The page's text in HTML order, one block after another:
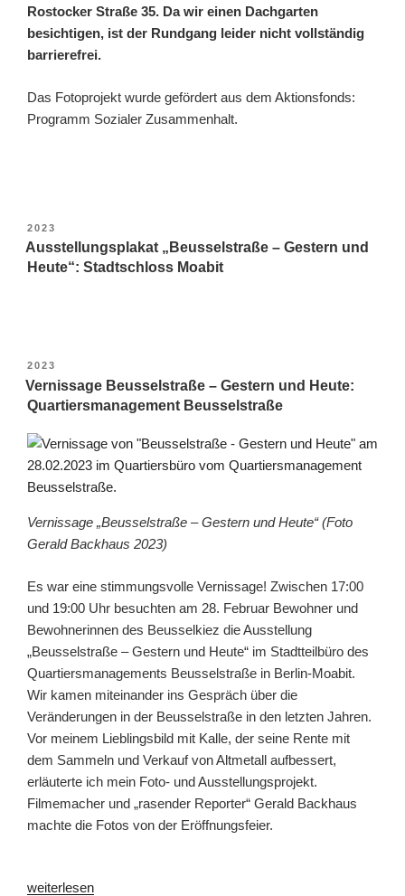
Rostocker Straße 35. Da wir einen Dachgarten
besichtigen, ist der Rundgang leider nicht vollständig
barrierefrei.
Das Fotoprojekt wurde gefördert aus dem Aktionsfonds:
Programm Sozialer Zusammenhalt.
VERÖFFENTLICHT
AM
2023
Ausstellungsplakat „Beusselstraße – Gestern und
Heute“: Stadtschloss Moabit
VERÖFFENTLICHT
AM
2023
Vernissage Beusselstraße – Gestern und Heute:
Quartiersmanagement Beusselstraße
Vernissage „Beusselstraße – Gestern und Heute“ (Foto
Gerald Backhaus 2023)
Es war eine stimmungsvolle Vernissage! Zwischen 17:00
und 19:00 Uhr besuchten am 28. Februar Bewohner und
Bewohnerinnen des Beusselkiez die Ausstellung
„Beusselstraße – Gestern und Heute“ im Stadtteilbüro des
Quartiersmanagements Beusselstraße in Berlin-Moabit.
Wir kamen miteinander ins Gespräch über die
Veränderungen in der Beusselstraße in den letzten Jahren.
Vor meinem Lieblingsbild mit Kalle, der seine Rente mit
dem Sammeln und Verkauf von Altmetall aufbessert,
erläuterte ich mein Foto- und Ausstellungsprojekt.
Filmemacher und „rasender Reporter“ Gerald Backhaus
machte die Fotos von der Eröffnungsfeier.
„Vernissage
weiterlesen